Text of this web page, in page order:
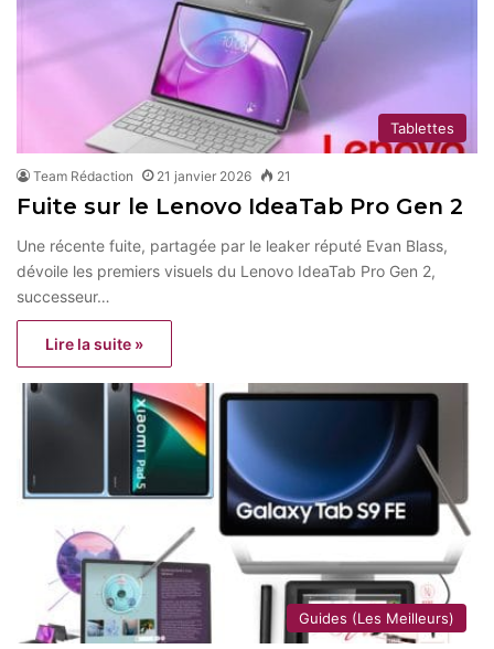
Tablettes
Team Rédaction 21 janvier 2026 21
Fuite sur le Lenovo IdeaTab Pro Gen 2
Une récente fuite, partagée par le leaker réputé Evan Blass,
dévoile les premiers visuels du Lenovo IdeaTab Pro Gen 2,
successeur…
Lire la suite »
Guides (Les Meilleurs)